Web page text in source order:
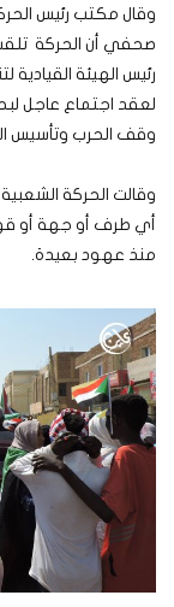
وقال مكتب رئيس
صحفي أن الحركة
رئيس الهيئة
لعقد اجتماع عاجل
وقف الحرب وتأسيس
وقالت الحركة
أي طرف أو جهة أو
منذ عهود بعيدة.